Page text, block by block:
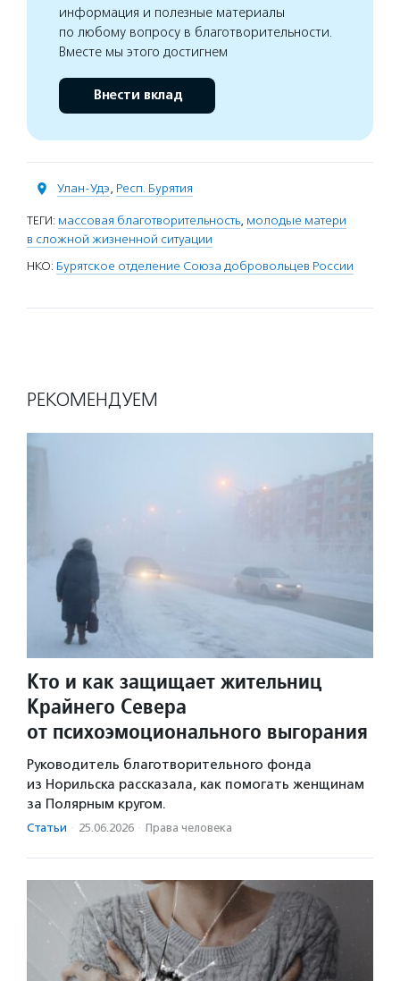
информация и полезные материалы
по любому вопросу в благотворительности.
Вместе мы этого достигнем
Внести вклад
Улан-Удэ, Респ. Бурятия
ТЕГИ: массовая благотворительность, молодые матери
в сложной жизненной ситуации
НКО: Бурятское отделение Союза добровольцев России
РЕКОМЕНДУЕМ
Кто и как защищает жительниц
Крайнего Севера
от психоэмоционального выгорания
Руководитель благотворительного фонда
из Норильска рассказала, как помогать женщинам
за Полярным кругом.
Статьи · 25.06.2026 · Права человека